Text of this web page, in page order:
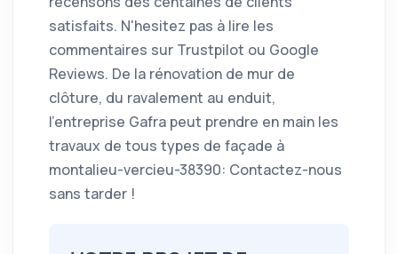
satisfaits. N'hesitez pas à lire les
commentaires sur Trustpilot ou Google
Reviews. De la rénovation de mur de
clôture, du ravalement au enduit,
l’entreprise Gafra peut prendre en main les
travaux de tous types de façade à
montalieu-vercieu-38390: Contactez-nous
sans tarder !